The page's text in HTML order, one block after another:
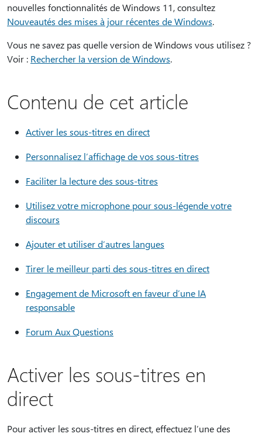
nouvelles fonctionnalités de Windows 11, consultez
Nouveautés des mises à jour récentes de Windows.
Vous ne savez pas quelle version de Windows vous utilisez ?
Voir : Rechercher la version de Windows.
Contenu de cet article
Activer les sous-titres en direct
Personnalisez l’affichage de vos sous-titres
Faciliter la lecture des sous-titres
Utilisez votre microphone pour sous-légende votre
discours
Ajouter et utiliser d’autres langues
Tirer le meilleur parti des sous-titres en direct
Engagement de Microsoft en faveur d’une IA
responsable
Forum Aux Questions
Activer les sous-titres en
direct
Pour activer les sous-titres en direct, effectuez l’une des